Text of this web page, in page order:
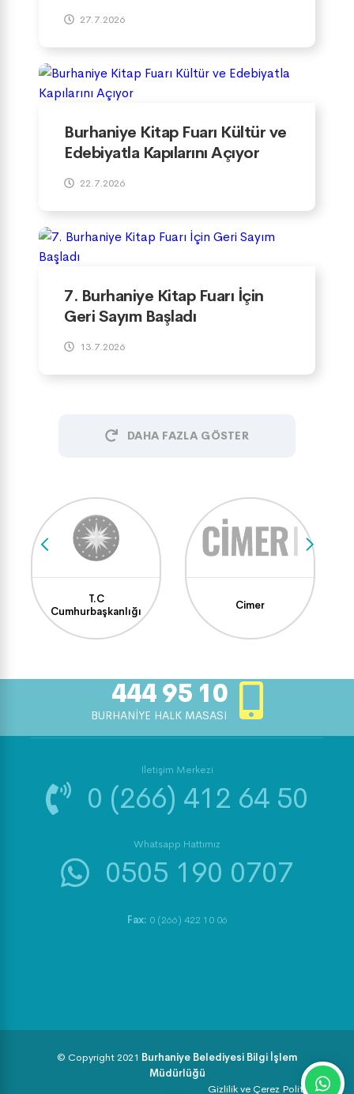
27.7.2026
Burhaniye Kitap Fuarı Kültür ve
Edebiyatla Kapılarını Açıyor
22.7.2026
7. Burhaniye Kitap Fuarı İçin
Geri Sayım Başladı
13.7.2026
DAHA FAZLA GÖSTER
T.C
Cumhurbaşkanlığı
Cimer
444 95 10
BURHANİYE HALK MASASI
İletişim Merkezi
0 (266) 412 64 50
Whatsapp Hattımız
0505 190 0707
Fax: 0 (266) 422 10 06
© Copyright 2021 Burhaniye Belediyesi Bilgi İşlem
Müdürlüğü
Gizlilik ve Çerez Politikası